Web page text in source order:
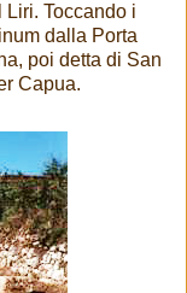
Toccando i
dalla Porta
poi detta di San
Capua.